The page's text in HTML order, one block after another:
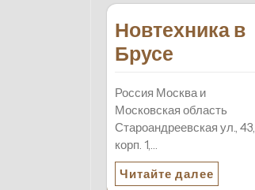
Новтехника в
Брусе
Россия Москва и
Московская область
Староандреевская ул., 43,
корп. 1,…
Читайте далее